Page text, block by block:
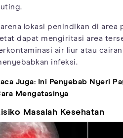
lokasi penindikan di area
dapat mengiritasi area
air liur atau
infeksi.
Juga:
Ini Penyebab Nyeri
Mengatasinya
Masalah Kesehatan